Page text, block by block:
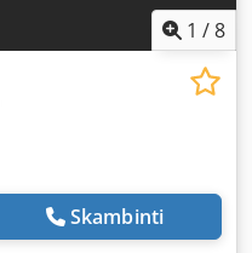
1 /8
Skambinti